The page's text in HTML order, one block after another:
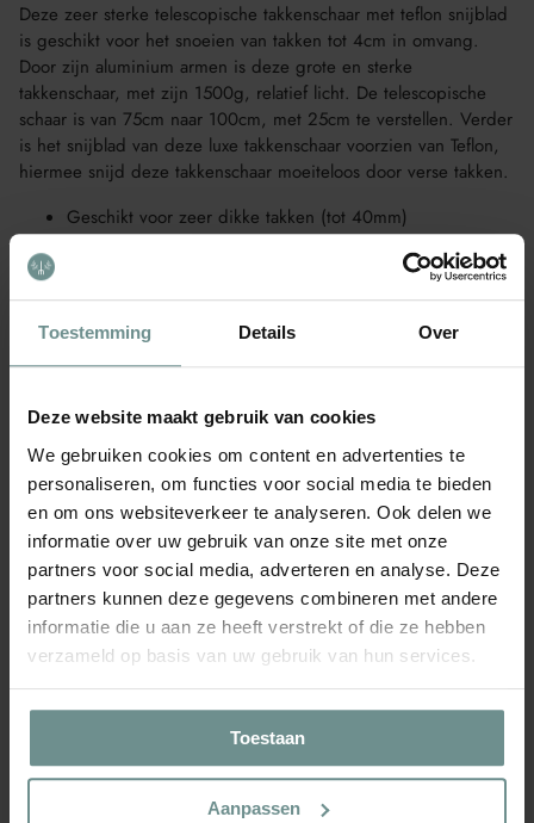
Toestemming Details Over
Deze website maakt gebruik van cookies
We gebruiken cookies om content en advertenties te
personaliseren, om functies voor social media te bieden
en om ons websiteverkeer te analyseren. Ook delen we
informatie over uw gebruik van onze site met onze
partners voor social media, adverteren en analyse. Deze
partners kunnen deze gegevens combineren met andere
informatie die u aan ze heeft verstrekt of die ze hebben
verzameld op basis van uw gebruik van hun services.
Toestaan
Aanpassen
Deze zeer sterke telescopische takkenschaar met teflon snijblad
is geschikt voor het snoeien van takken tot 4cm in omvang.
Door zijn aluminium armen is deze grote en sterke
takkenschaar, met zijn 1500g, relatief licht. De telescopische
schaar is van 75cm naar 100cm, met 25cm te verstellen. Verder
is het snijblad van deze luxe takkenschaar voorzien van Teflon,
hiermee snijd deze takkenschaar moeiteloos door verse takken.
Geschikt voor zeer dikke takken (tot 40mm)
Telescopisch 75-100cm
Teflon snijblad
Gewicht: 1500g
Merk: Stocker
Artikelnummer: 2094
EAN: 8016604020940
Product
wordt
aan
WHATSAPP
Supersnel contact
Klik hier en stuur ons een bericht